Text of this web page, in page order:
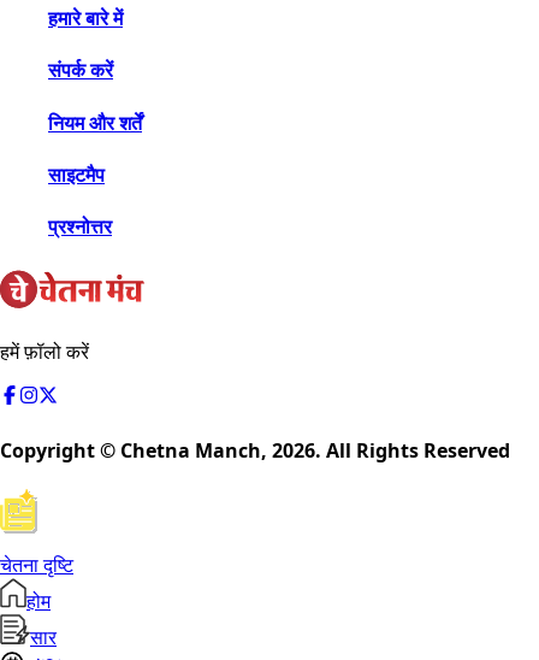
हमारे बारे में
संपर्क करें
नियम और शर्तें
साइटमैप
प्रश्नोत्तर
हमें फ़ॉलो करें
Copyright © Chetna Manch, 2026. All Rights Reserved
चेतना दृष्टि
होम
सार